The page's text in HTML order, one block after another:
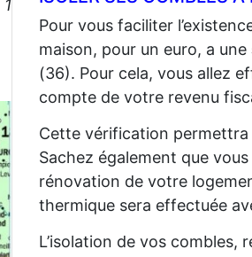
1
Pour vous faciliter
maison, pour un euro, a une
(36). Pour cela, vous allez
compte de votre revenu
Cette vérification permettra
Sachez également que
rénovation de votre
thermique sera effectuée
L’isolation de vos combles,